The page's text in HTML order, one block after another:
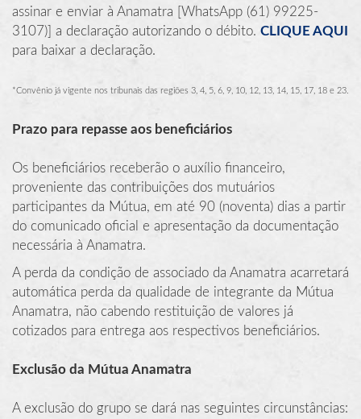
assinar e enviar à Anamatra [WhatsApp (61) 99225-
3107)] a declaração autorizando o débito. CLIQUE AQUI
para baixar a declaração.
*Convênio já vigente nos tribunais das regiões 3, 4, 5, 6, 9, 10, 12, 13, 14, 15, 17, 18 e 23.
Prazo para repasse aos beneficiários
Os beneficiários receberão o auxílio financeiro,
proveniente das contribuições dos mutuários
participantes da Mútua, em até 90 (noventa) dias a partir
do comunicado oficial e apresentação da documentação
necessária à Anamatra.
A perda da condição de associado da Anamatra acarretará
automática perda da qualidade de integrante da Mútua
Anamatra, não cabendo restituição de valores já
cotizados para entrega aos respectivos beneficiários.
Exclusão da Mútua Anamatra
A exclusão do grupo se dará nas seguintes circunstâncias: